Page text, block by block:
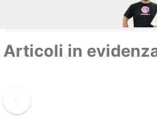
Articoli in